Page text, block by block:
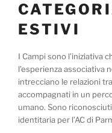
ESTIVI
I Campi sono l’iniziativa
l’esperienza associativa
intrecciano le relazioni
accompagnati in un
umano. Sono
identitaria per l’AC di